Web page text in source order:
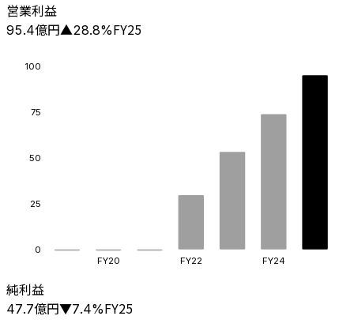
営業利益
95.4億円▲28.8%FY25
0
25
50
75
100
FY20 FY22 FY24
純利益
47.7億円▼7.4%FY25